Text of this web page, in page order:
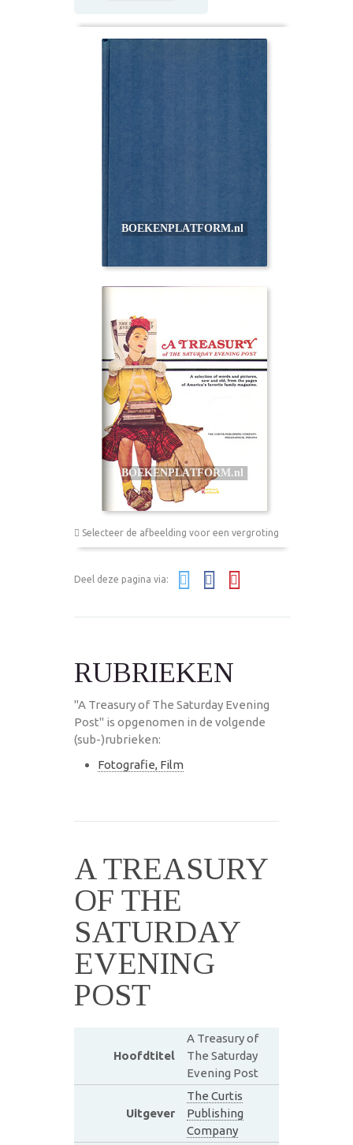
Selecteer de afbeelding voor een vergroting
Deel deze pagina via:
RUBRIEKEN
"A Treasury of The Saturday Evening
Post" is opgenomen in de volgende
(sub-)rubrieken:
Fotografie, Film
A TREASURY
OF THE
SATURDAY
EVENING
POST
Hoofdtitel
A Treasury of
The Saturday
Evening Post
Uitgever
The Curtis
Publishing
Company